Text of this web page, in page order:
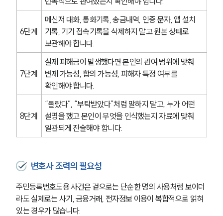
소식/자료
언론보도
공지사항
법률 블로그
법률서식
뉴스레터/브로슈어
대륜법률상담예약
6단계
메신저 대화, 통화기록, 송금내역, 인증 문자, 앱 설치
기록, 기기 접속기록을 삭제하지 말고 원본 상태로
보관해야 합니다.
7단계
실제 피해금이 발생했다면 본인의 관여 범위에 맞춰
변제 가능성, 합의 가능성, 피해자 특정 여부를
확인해야 합니다.
8단계
“몰랐다”, “부탁받았다”처럼 말하지 말고, 누가 어떤
설명을 했고 본인이 무엇을 인식했는지 자료에 맞춰
일관되게 진술해야 합니다.
변호사 조력의 필요성
주민등록번호도용 사건은 겉으로는 단순한 명의 사용처럼 보이더
라도 실제로는 사기, 금융거래, 전자정보 이용이 복합적으로 얽혀
있는 경우가 많습니다.